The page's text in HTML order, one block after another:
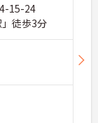
15-24
徒歩3分